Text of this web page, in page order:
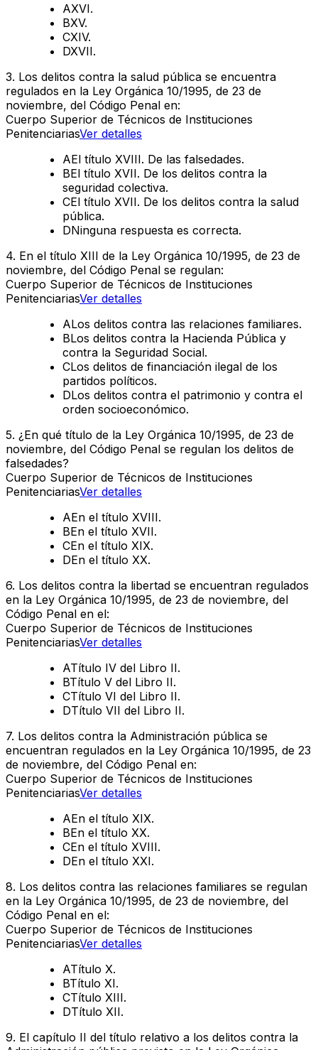
AXVI.
BXV.
CXIV.
DXVII.
3. Los delitos contra la salud pública se encuentra
regulados en la Ley Orgánica 10/1995, de 23 de
noviembre, del Código Penal en:
Cuerpo Superior de Técnicos de Instituciones
PenitenciariasVer detalles
AEl título XVIII. De las falsedades.
BEl título XVII. De los delitos contra la
seguridad colectiva.
CEl título XVII. De los delitos contra la salud
pública.
DNinguna respuesta es correcta.
4. En el título XIII de la Ley Orgánica 10/1995, de 23 de
noviembre, del Código Penal se regulan:
Cuerpo Superior de Técnicos de Instituciones
PenitenciariasVer detalles
ALos delitos contra las relaciones familiares.
BLos delitos contra la Hacienda Pública y
contra la Seguridad Social.
CLos delitos de financiación ilegal de los
partidos políticos.
DLos delitos contra el patrimonio y contra el
orden socioeconómico.
5. ¿En qué título de la Ley Orgánica 10/1995, de 23 de
noviembre, del Código Penal se regulan los delitos de
falsedades?
Cuerpo Superior de Técnicos de Instituciones
PenitenciariasVer detalles
AEn el título XVIII.
BEn el título XVII.
CEn el título XIX.
DEn el título XX.
6. Los delitos contra la libertad se encuentran regulados
en la Ley Orgánica 10/1995, de 23 de noviembre, del
Código Penal en el:
Cuerpo Superior de Técnicos de Instituciones
PenitenciariasVer detalles
ATítulo IV del Libro II.
BTítulo V del Libro II.
CTítulo VI del Libro II.
DTítulo VII del Libro II.
7. Los delitos contra la Administración pública se
encuentran regulados en la Ley Orgánica 10/1995, de 23
de noviembre, del Código Penal en:
Cuerpo Superior de Técnicos de Instituciones
PenitenciariasVer detalles
AEn el título XIX.
BEn el título XX.
CEn el título XVIII.
DEn el título XXI.
8. Los delitos contra las relaciones familiares se regulan
en la Ley Orgánica 10/1995, de 23 de noviembre, del
Código Penal en el:
Cuerpo Superior de Técnicos de Instituciones
PenitenciariasVer detalles
ATítulo X.
BTítulo XI.
CTítulo XIII.
DTítulo XII.
9. El capítulo II del título relativo a los delitos contra la